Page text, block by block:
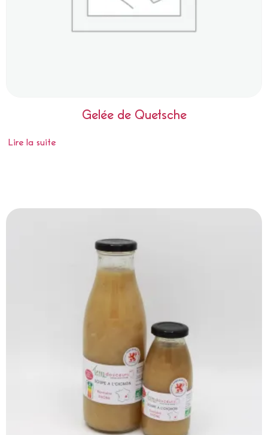
Gelée de Quetsche
Lire la suite